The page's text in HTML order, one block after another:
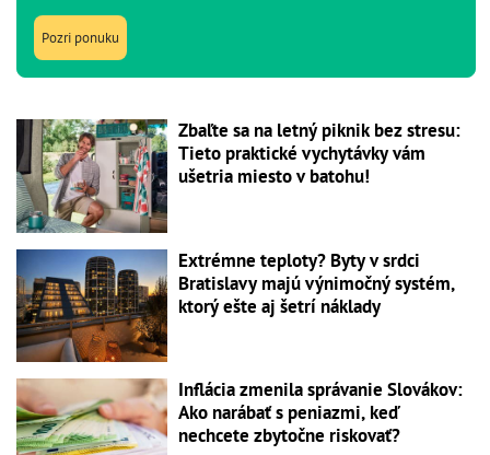
Pozri ponuku
Zbaľte sa na letný piknik bez stresu:
Tieto praktické vychytávky vám
ušetria miesto v batohu!
Extrémne teploty? Byty v srdci
Bratislavy majú výnimočný systém,
ktorý ešte aj šetrí náklady
Inflácia zmenila správanie Slovákov:
Ako narábať s peniazmi, keď
nechcete zbytočne riskovať?